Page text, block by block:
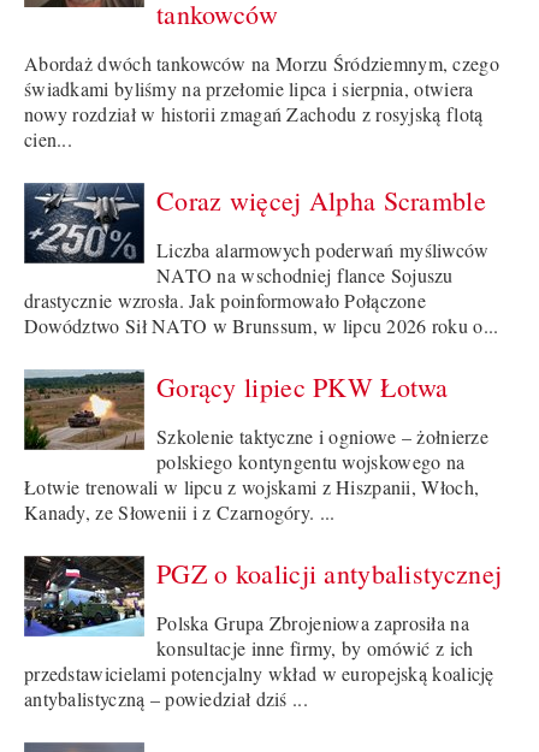
tankowców
Abordaż dwóch tankowców na Morzu Śródziemnym, czego
świadkami byliśmy na przełomie lipca i sierpnia, otwiera
nowy rozdział w historii zmagań Zachodu z rosyjską flotą
cien...
Coraz więcej Alpha Scramble
Liczba alarmowych poderwań myśliwców
NATO na wschodniej flance Sojuszu
drastycznie wzrosła. Jak poinformowało Połączone
Dowództwo Sił NATO w Brunssum, w lipcu 2026 roku o...
Gorący lipiec PKW Łotwa
Szkolenie taktyczne i ogniowe – żołnierze
polskiego kontyngentu wojskowego na
Łotwie trenowali w lipcu z wojskami z Hiszpanii, Włoch,
Kanady, ze Słowenii i z Czarnogóry. ...
PGZ o koalicji antybalistycznej
Polska Grupa Zbrojeniowa zaprosiła na
konsultacje inne firmy, by omówić z ich
przedstawicielami potencjalny wkład w europejską koalicję
antybalistyczną – powiedział dziś ...